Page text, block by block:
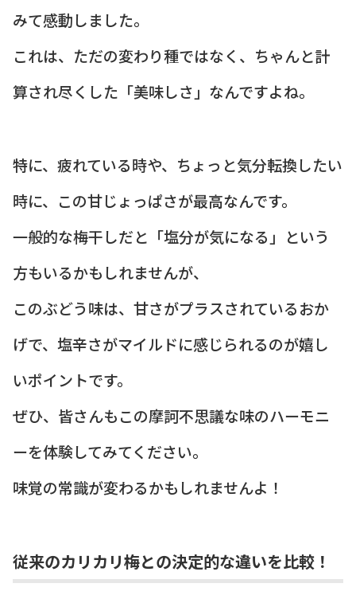
みて感動しました。
これは、ただの変わり種ではなく、ちゃんと計
算され尽くした「美味しさ」なんですよね。
特に、疲れている時や、ちょっと気分転換したい
時に、この甘じょっぱさが最高なんです。
一般的な梅干しだと「塩分が気になる」という
方もいるかもしれませんが、
このぶどう味は、甘さがプラスされているおか
げで、塩辛さがマイルドに感じられるのが嬉し
いポイントです。
ぜひ、皆さんもこの摩訶不思議な味のハーモニ
ーを体験してみてください。
味覚の常識が変わるかもしれませんよ！
従来のカリカリ梅との決定的な違いを比較！